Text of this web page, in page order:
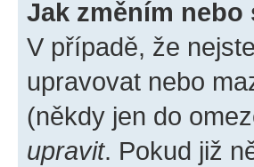
Jak změním
V případě, že
upravovat nebo
(někdy jen do
upravit. Pokud již